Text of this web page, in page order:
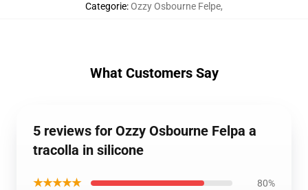
Categorie:Ozzy Osbourne Felpe,
What Customers Say
5 reviews for Ozzy Osbourne Felpa a
tracolla in silicone
★★★★★ 80%